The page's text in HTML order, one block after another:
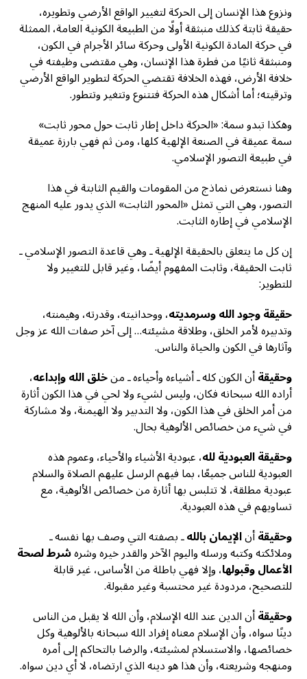
ونزوع هذا الإنسان إلى الحركة لتغيير الواقع الأرضي وتطويره،
حقيقة ثابتة كذلك منبثقة أولًا من الطبيعة الكونية العامة، الممثلة
في حركة المادة الكونية الأولى وحركة سائر الأجرام في الكون،
ومنبثقة ثانيًا من فطرة هذا الإنسان، وهي مقتضى وظيفته في
خلافة الأرض، فهذه الخلافة تقتضي الحركة لتطوير الواقع الأرضي
وترقيته؛ أما أشكال هذه الحركة فتتنوع وتتغير وتتطور.
وهكذا تبدو سمة: «الحركة داخل إطار ثابت حول محور ثابت»
سمة عميقة في الصنعة الإلهية كلها، ومن ثم فهي بارزة عميقة
في طبيعة التصور الإسلامي.
وهنا نستعرض نماذج من المقومات والقيم الثابتة في هذا
التصور، وهي التي تمثل «المحور الثابت» الذي يدور عليه المنهج
الإسلامي في إطاره الثابت.
إن كل ما يتعلق بالحقيقة الإلهية ـ وهي قاعدة التصور الإسلامي ـ
ثابت الحقيقة، وثابت المفهوم أيضًا، وغير قابل للتغيير ولا
للتطوير:
حقيقةوجود الله وسرمديته، ووحدانيته، وقدرته، وهيمنته،
وتدبيره لأمر الخلق، وطلاقة مشيئته… إلى آخر صفات الله عز وجل
وآثارها في الكون والحياة والناس.
وحقيقةأن الكون كله ـ أشياءه وأحياءه ـ منخلق الله وإبداعه،
أراده الله سبحانه فكان، وليس لشيء ولا لحي في هذا الكون أثارة
من أمر الخلق في هذا الكون، ولا التدبير ولا الهيمنة، ولا مشاركة
في شيء من خصائص الألوهية بحال.
وحقيقةالعبودية لله، عبودية الأشياء والأحياء، وعموم هذه
العبودية للناس جميعًا، بما فيهم الرسل عليهم الصلاة والسلام
عبودية مطلقة، لا تتلبس بها أثارة من خصائص الألوهية، مع
تساويهم في هذه العبودية.
وحقيقةأنالإيمان باللهـ بصفته التي وصف بها نفسه ـ
وملائكته وكتبه ورسله واليوم الآخر والقدر خيره وشرهشرط لصحة
الأعمال وقبولها، وإلا فهي باطلة من الأساس، غير قابلة
للتصحيح، مردودة غير محتسبة وغير مقبولة.
وحقيقةأن الدين عند الله الإسلام، وأن الله لا يقبل من الناس
دينًا سواه، وأن الإسلام معناه إفراد الله سبحانه بالألوهية وكل
خصائصها، والاستسلام لمشيئته، والرضا بالتحاكم إلى أمره
ومنهجه وشريعته، وأن هذا هو دينه الذي ارتضاه، لا أي دين سواه.